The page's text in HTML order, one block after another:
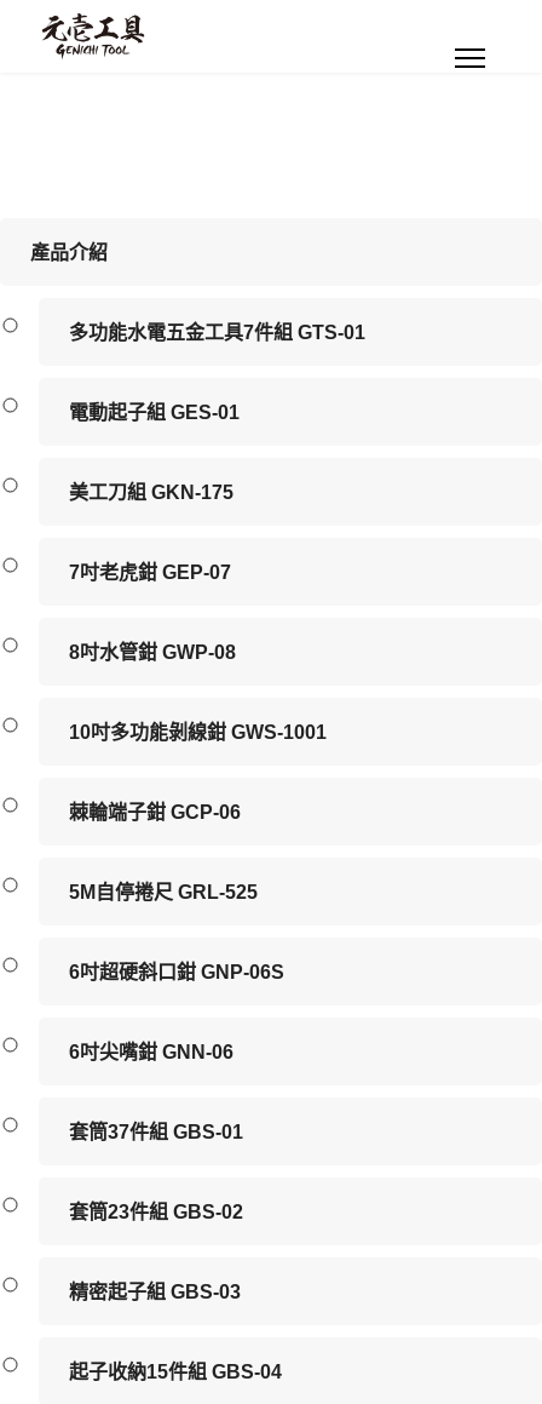
產品介紹
多功能水電五金工具7件組 GTS-01
電動起子組 GES-01
美工刀組 GKN-175
7吋老虎鉗 GEP-07
8吋水管鉗 GWP-08
10吋多功能剝線鉗 GWS-1001
棘輪端子鉗 GCP-06
5M自停捲尺 GRL-525
6吋超硬斜口鉗 GNP-06S
6吋尖嘴鉗 GNN-06
套筒37件組 GBS-01
套筒23件組 GBS-02
精密起子組 GBS-03
起子收納15件組 GBS-04